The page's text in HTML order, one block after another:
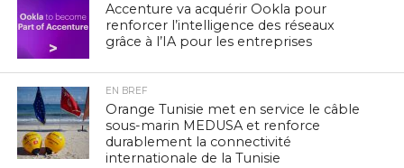
Accenture va acquérir Ookla pour
renforcer l’intelligence des réseaux
grâce à l’IA pour les entreprises
EN BREF
Orange Tunisie met en service le câble
sous-marin MEDUSA et renforce
durablement la connectivité
internationale de la Tunisie